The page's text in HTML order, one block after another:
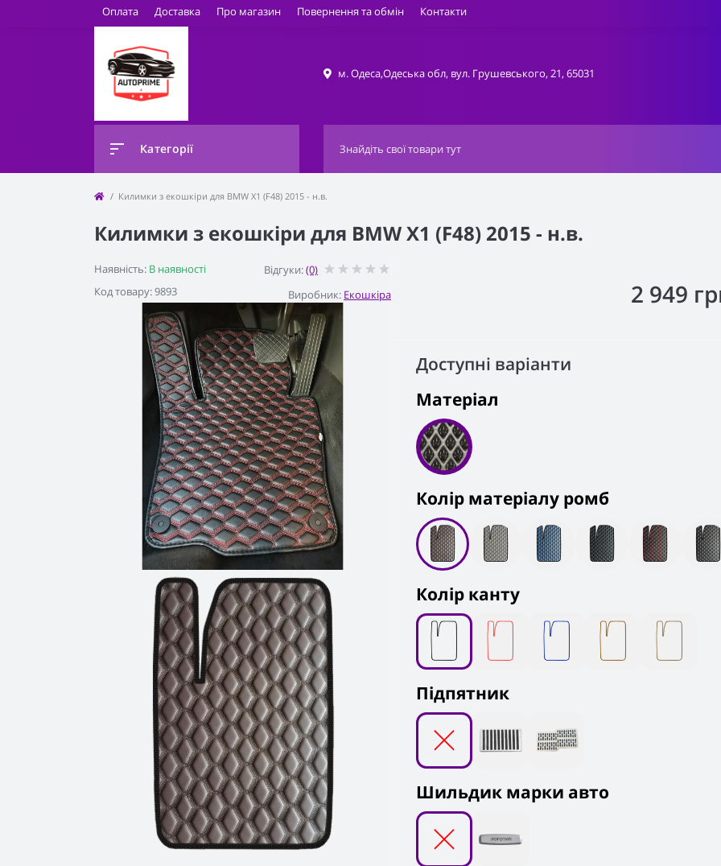
Оплата Доставка Про магазин Повернення та обмін Контакти
м. Одеса,Одеська обл, вул. Грушевського, 21, 65031
Категорії
Килимки з екошкіри для BMW X1 (F48) 2015 - н.в.
Килимки з екошкіри для BMW X1 (F48) 2015 - н.в.
Наявність: В наявності
Код товару: 9893
Відгуки:(0)
Виробник: Екошкіра 2 949
Доступні варіанти
Матеріал
Колiр матеріалу ромб
Колір канту
Підпятник
Шильдик марки авто